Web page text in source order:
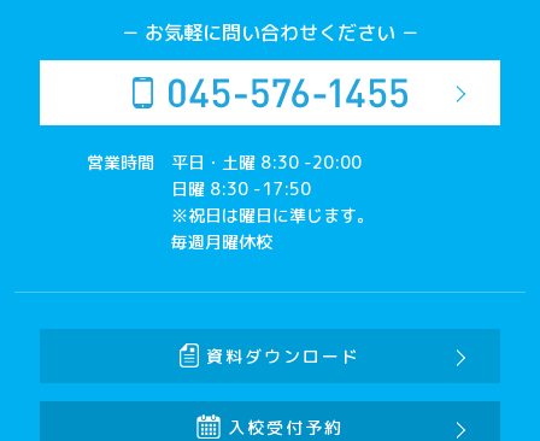
－ お気軽に問い合わせください －
営業時間
平日・土曜 8:30 -20:00
日曜 8:30 -17:50
※祝日は曜日に準じます。
毎週月曜休校
資料ダウンロード
入校受付予約